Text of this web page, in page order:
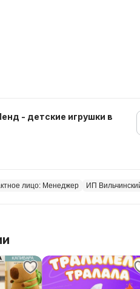
в
лицо: Менеджер ИП